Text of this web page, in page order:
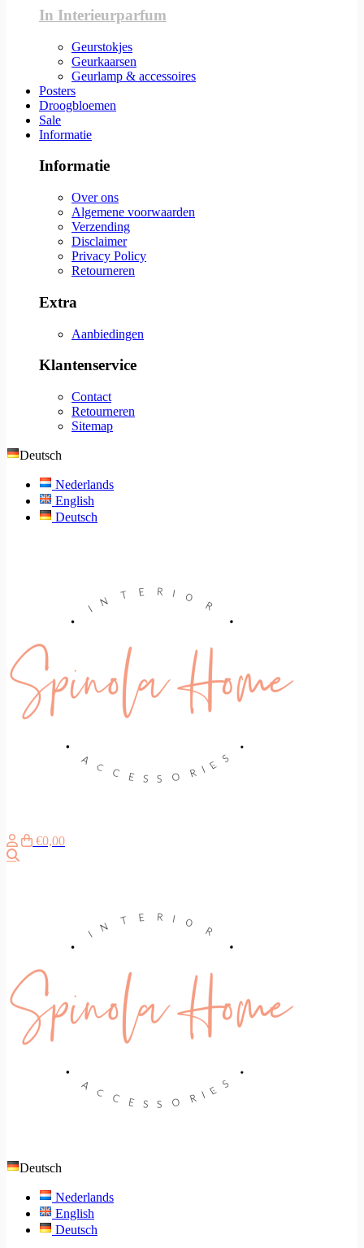
In Interieurparfum
Geurstokjes
Geurkaarsen
Geurlamp & accessoires
Posters
Droogbloemen
Sale
Informatie
Informatie
Over ons
Algemene voorwaarden
Verzending
Disclaimer
Privacy Policy
Retourneren
Extra
Aanbiedingen
Klantenservice
Contact
Retourneren
Sitemap
Deutsch
Nederlands
English
Deutsch
€0,00
Deutsch
Nederlands
English
Deutsch